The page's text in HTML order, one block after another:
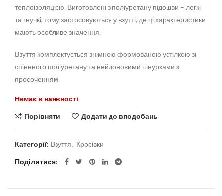
теплоізоляцією. Виготовлені з поліуретану підошви – легкі
та гнучкі, тому застосовуються у взутті, де ці характеристики
мають особливе значення.
Взуття комплектується знімною формованою устілкою зі
спіненого поліуретану та нейлоновими шнурками з
просоченням.
Немає в наявності
Порівняти Додати до вподобань
Категорії: Взуття, Кросівки
Поділитися